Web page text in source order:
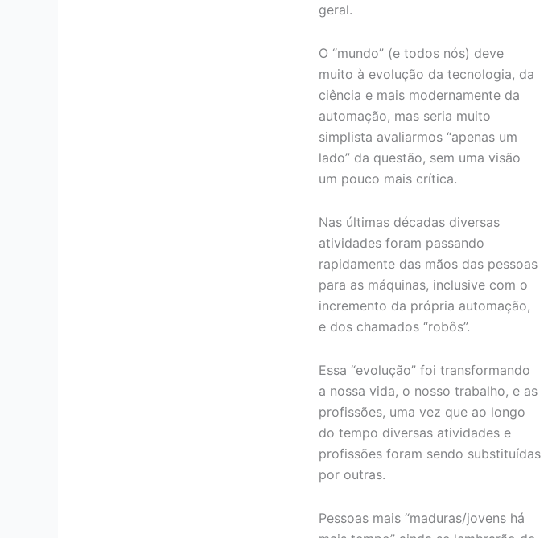
geral.
O “mundo” (e todos nós) deve
muito à evolução da tecnologia, da
ciência e mais modernamente da
automação, mas seria muito
simplista avaliarmos “apenas um
lado” da questão, sem uma visão
um pouco mais crítica.
Nas últimas décadas diversas
atividades foram passando
rapidamente das mãos das pessoas
para as máquinas, inclusive com o
incremento da própria automação,
e dos chamados “robôs”.
Essa “evolução” foi transformando
a nossa vida, o nosso trabalho, e as
profissões, uma vez que ao longo
do tempo diversas atividades e
profissões foram sendo substituídas
por outras.
Pessoas mais “maduras/jovens há